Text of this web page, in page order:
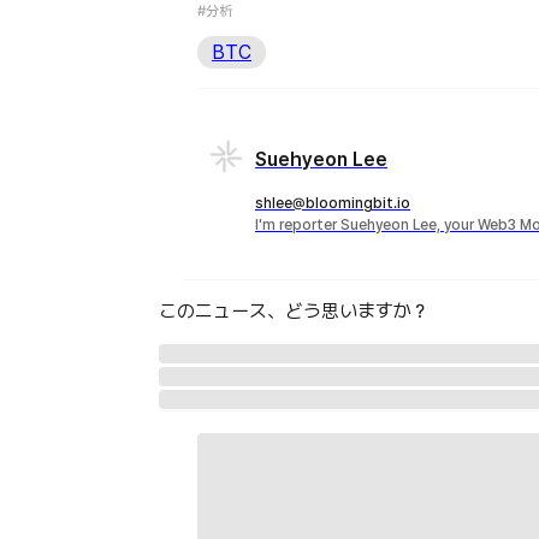
#分析
BTC
Suehyeon Lee
shlee@bloomingbit.io
I'm reporter Suehyeon Lee, your Web3
このニュース、どう思いますか？